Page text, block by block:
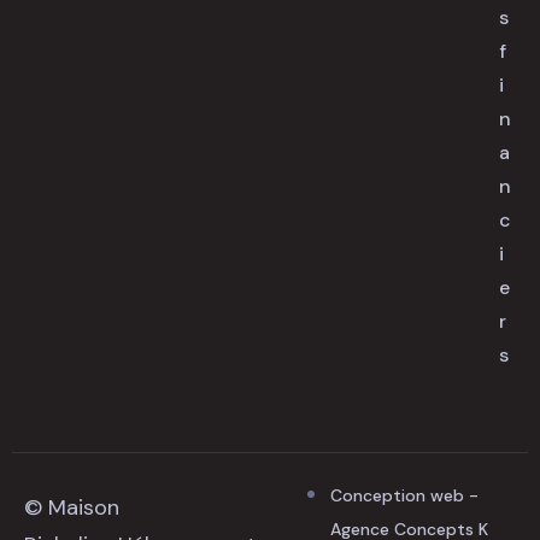
s
f
i
n
a
n
c
i
e
r
s
© Maison
Conception web -
Agence Concepts K